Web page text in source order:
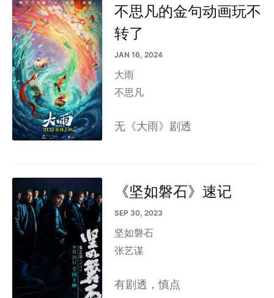
不思凡的金句动画玩不
转了
JAN 16, 2024
大雨
不思凡
无《大雨》剧透
《坚如磐石》速记
SEP 30, 2023
坚如磐石
张艺谋
有剧透，慎点